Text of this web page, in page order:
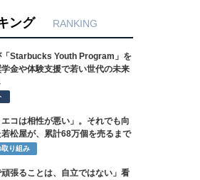
ング RANKING
「Starbucks Youth Program」を
金や体験支援で若い世代の未来
エコは相性が悪い」。それでも向
若松屋が、累計68万個を売るまで
り組み
頑張ることは、自立ではない」看